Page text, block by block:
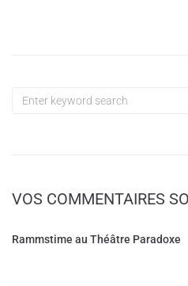
VOS COMMENTAIRES
Rammstime au Théâtre Paradoxe